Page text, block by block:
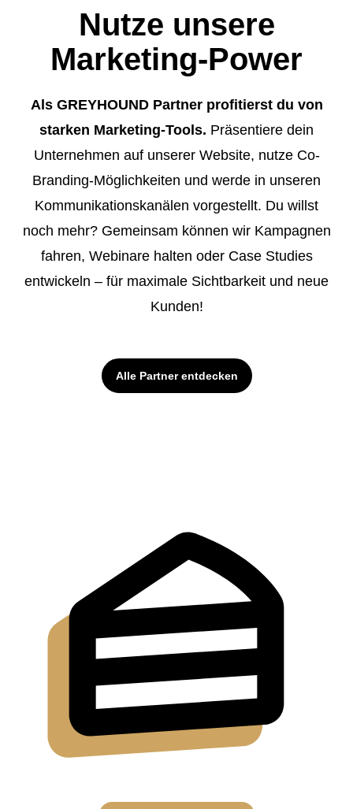
Nutze unsere
Marketing-Power
Als GREYHOUND Partner profitierst du von
starken Marketing-Tools. Präsentiere dein
Unternehmen auf unserer Website, nutze Co-
Branding-Möglichkeiten und werde in unseren
Kommunikationskanälen vorgestellt. Du willst
noch mehr? Gemeinsam können wir Kampagnen
fahren, Webinare halten oder Case Studies
entwickeln – für maximale Sichtbarkeit und neue
Kunden!
Alle Partner entdecken